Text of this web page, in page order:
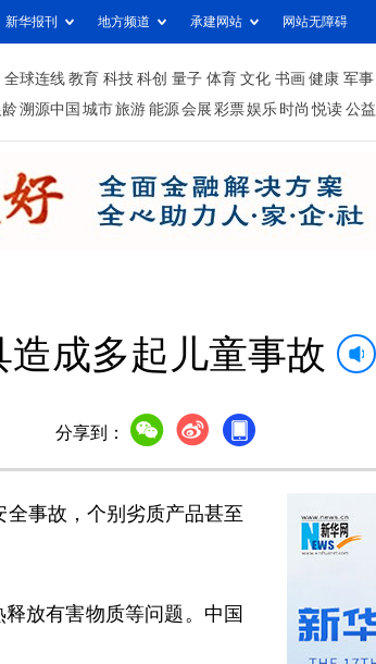
新华报刊 地方频道 承建网站 网站无障碍
全球连线 教育 科技 科创 量子 体育 文化 书画 健康 军事
溯源中国 城市旅游 能源 会展 彩票娱乐 时尚 悦读 公益
成多起儿童事故
分享到：
事故，个别劣质产品甚至
放有害物质等问题。中国